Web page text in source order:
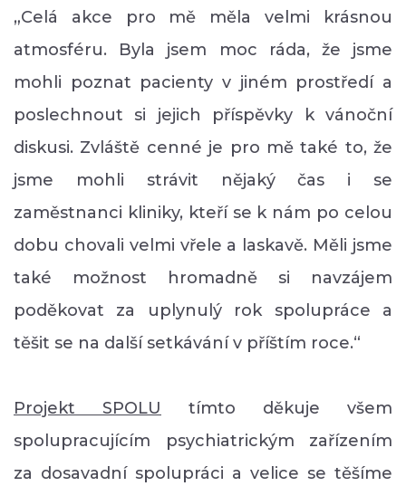
„Celá akce pro mě měla velmi krásnou
atmosféru. Byla jsem moc ráda, že jsme
mohli poznat pacienty v jiném prostředí a
poslechnout si jejich příspěvky k vánoční
diskusi. Zvláště cenné je pro mě také to, že
jsme mohli strávit nějaký čas i se
zaměstnanci kliniky, kteří se k nám po celou
dobu chovali velmi vřele a laskavě. Měli jsme
také možnost hromadně si navzájem
poděkovat za uplynulý rok spolupráce a
těšit se na další setkávání v příštím roce.“
Projekt SPOLU tímto děkuje všem
spolupracujícím psychiatrickým zařízením
za dosavadní spolupráci a velice se těšíme